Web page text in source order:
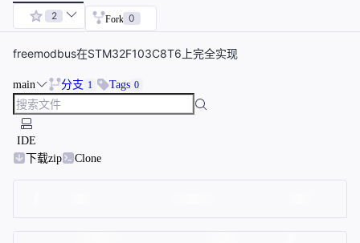
2 Fork 0
freemodbus在STM32F103C8T6上完全实现
main 分支 1 Tags 0
IDE
下载zip
Clone